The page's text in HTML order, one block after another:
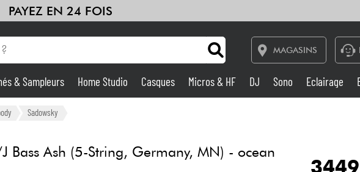
PAYEZ EN 24 FOIS
MAGASINS
België
Amplis & Effets
Home Studio
& Sampleurs Home Studio Casques Micros & HF DJ Sono Eclairage
Sadowsky
Bass Ash (5-String, Germany, MN) - ocean
3449